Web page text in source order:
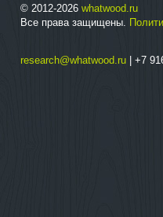
© 2012-2026 whatwood.ru
Все права защищены.
research@whatwood.ru | +7